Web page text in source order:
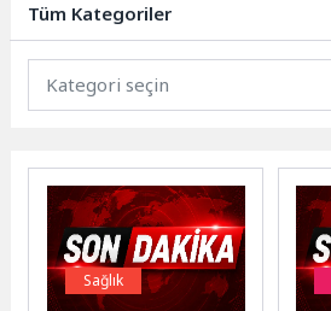
Tüm Kategoriler
Sağlık